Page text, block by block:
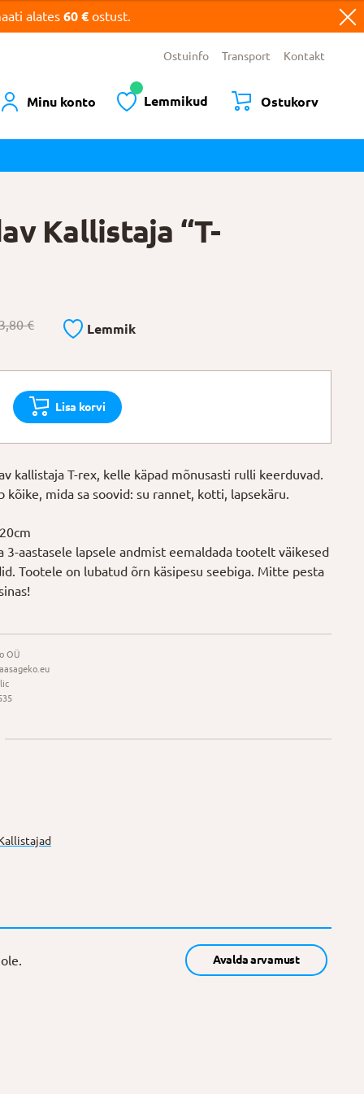
alates 60 € ostust.
Ostuinfo Transport Kontakt
Minu konto Lemmikud Ostukorv
Kallistaja “T-
€ Lemmik
Lisa korvi
kallistaja T-rex, kelle käpad mõnusasti rulli keerduvad.
kõike, mida sa soovid: su rannet, kotti, lapsekäru.
3-aastasele lapsele andmist eemaldada tootelt väikesed
Tootele on lubatud õrn käsipesu seebiga. Mitte pesta
OÜ
Avalda arvamust